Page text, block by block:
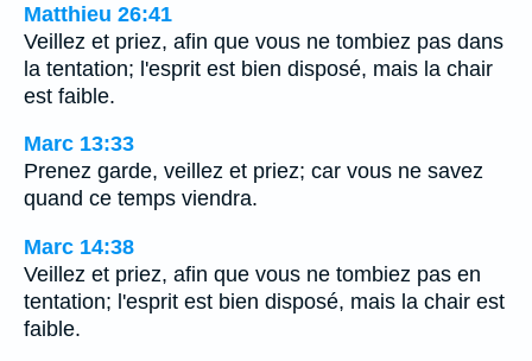
Matthieu 26:41
Veillez et priez, afin que vous ne tombiez pas dans
la tentation; l'esprit est bien disposé, mais la chair
est faible.
Marc 13:33
Prenez garde, veillez et priez; car vous ne savez
quand ce temps viendra.
Marc 14:38
Veillez et priez, afin que vous ne tombiez pas en
tentation; l'esprit est bien disposé, mais la chair est
faible.